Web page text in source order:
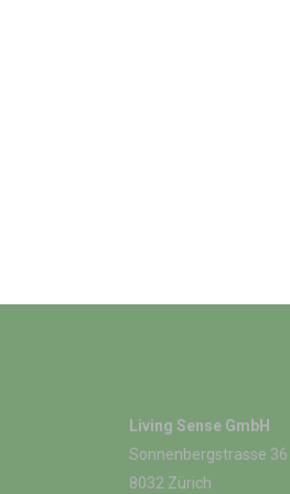
Living Sense GmbH
Sonnenbergstrasse 36
8032 Zürich